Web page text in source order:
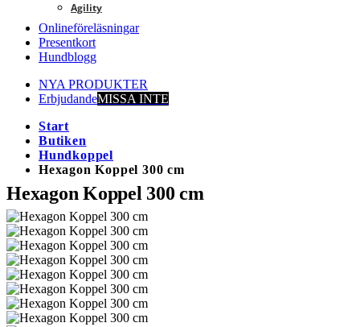
Agility
Onlineföreläsningar
Presentkort
Hundblogg
NYA PRODUKTER
ErbjudandeMISSA INTE
Start
Butiken
Hundkoppel
Hexagon Koppel 300 cm
Hexagon Koppel 300 cm